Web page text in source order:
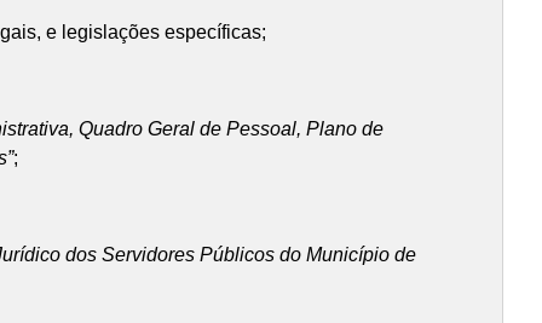
e legislações específicas;
Quadro Geral de Pessoal, Plano de
;
dos Servidores Públicos do Município de